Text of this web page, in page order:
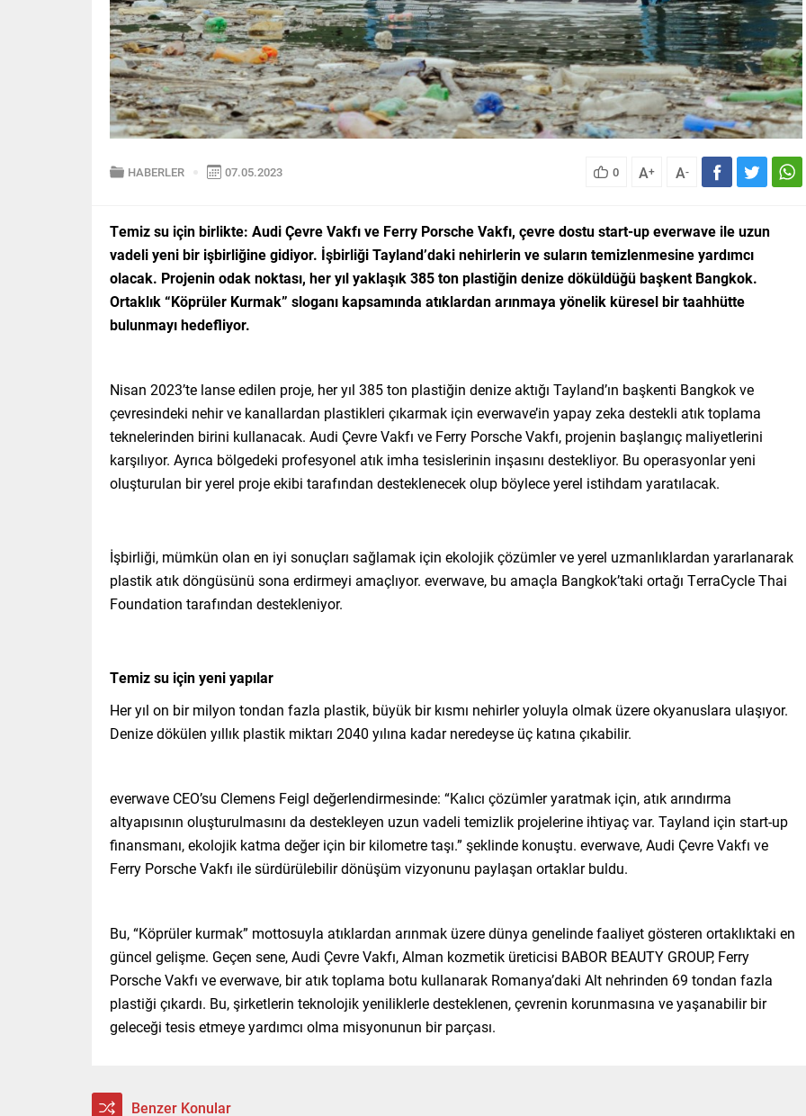
HABERLER 07.05.2023 0 A+ A-
Temiz su için birlikte: Audi Çevre Vakfı ve Ferry Porsche Vakfı, çevre dostu start-up everwave ile uzun
vadeli yeni bir işbirliğine gidiyor. İşbirliği Tayland’daki nehirlerin ve suların temizlenmesine yardımcı
olacak. Projenin odak noktası, her yıl yaklaşık 385 ton plastiğin denize döküldüğü başkent Bangkok.
Ortaklık “Köprüler Kurmak” sloganı kapsamında atıklardan arınmaya yönelik küresel bir taahhütte
bulunmayı hedefliyor.
Nisan 2023’te lanse edilen proje, her yıl 385 ton plastiğin denize aktığı Tayland’ın başkenti Bangkok ve
çevresindeki nehir ve kanallardan plastikleri çıkarmak için everwave’in yapay zeka destekli atık toplama
teknelerinden birini kullanacak. Audi Çevre Vakfı ve Ferry Porsche Vakfı, projenin başlangıç maliyetlerini
karşılıyor. Ayrıca bölgedeki profesyonel atık imha tesislerinin inşasını destekliyor. Bu operasyonlar yeni
oluşturulan bir yerel proje ekibi tarafından desteklenecek olup böylece yerel istihdam yaratılacak.
İşbirliği, mümkün olan en iyi sonuçları sağlamak için ekolojik çözümler ve yerel uzmanlıklardan yararlanarak
plastik atık döngüsünü sona erdirmeyi amaçlıyor. everwave, bu amaçla Bangkok’taki ortağı TerraCycle Thai
Foundation tarafından destekleniyor.
Temiz su için yeni yapılar
Her yıl on bir milyon tondan fazla plastik, büyük bir kısmı nehirler yoluyla olmak üzere okyanuslara ulaşıyor.
Denize dökülen yıllık plastik miktarı 2040 yılına kadar neredeyse üç katına çıkabilir.
everwave CEO’su Clemens Feigl değerlendirmesinde: “Kalıcı çözümler yaratmak için, atık arındırma
altyapısının oluşturulmasını da destekleyen uzun vadeli temizlik projelerine ihtiyaç var. Tayland için start-up
finansmanı, ekolojik katma değer için bir kilometre taşı.” şeklinde konuştu. everwave, Audi Çevre Vakfı ve
Ferry Porsche Vakfı ile sürdürülebilir dönüşüm vizyonunu paylaşan ortaklar buldu.
Bu, “Köprüler kurmak” mottosuyla atıklardan arınmak üzere dünya genelinde faaliyet gösteren ortaklıktaki en
güncel gelişme. Geçen sene, Audi Çevre Vakfı, Alman kozmetik üreticisi BABOR BEAUTY GROUP, Ferry
Porsche Vakfı ve everwave, bir atık toplama botu kullanarak Romanya’daki Alt nehrinden 69 tondan fazla
plastiği çıkardı. Bu, şirketlerin teknolojik yeniliklerle desteklenen, çevrenin korunmasına ve yaşanabilir bir
geleceği tesis etmeye yardımcı olma misyonunun bir parçası.
Benzer Konular